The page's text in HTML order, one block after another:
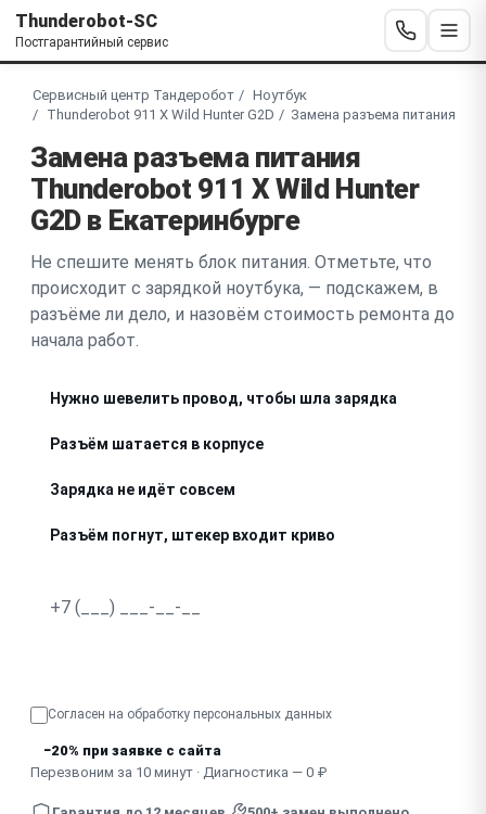
Thunderobot-SC
Постгарантийный сервис
Сервисный центр Тандеробот
Ноутбук
Thunderobot 911 X Wild Hunter G2D
Замена разъема питания
Замена разъема питания
Thunderobot 911 X Wild Hunter
G2D в Екатеринбурге
Не спешите менять блок питания. Отметьте, что
происходит с зарядкой ноутбука, — подскажем, в
разъёме ли дело, и назовём стоимость ремонта до
начала работ.
Нужно шевелить провод, чтобы шла зарядка
Разъём шатается в корпусе
Зарядка не идёт совсем
Разъём погнут, штекер входит криво
Согласен на обработку персональных данных
−20% при заявке с сайта
Перезвоним за 10 минут · Диагностика — 0 ₽